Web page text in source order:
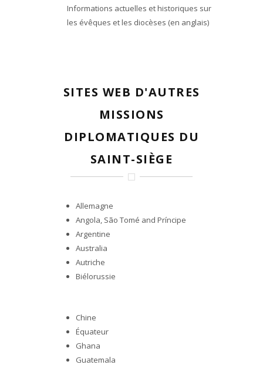
Informations actuelles et historiques sur
les évêques et les diocèses (en anglais)
SITES WEB D'AUTRES
MISSIONS
DIPLOMATIQUES DU
SAINT-SIÈGE
Allemagne
Angola, São Tomé and Príncipe
Argentine
Australia
Autriche
Biélorussie
Chine
Équateur
Ghana
Guatemala